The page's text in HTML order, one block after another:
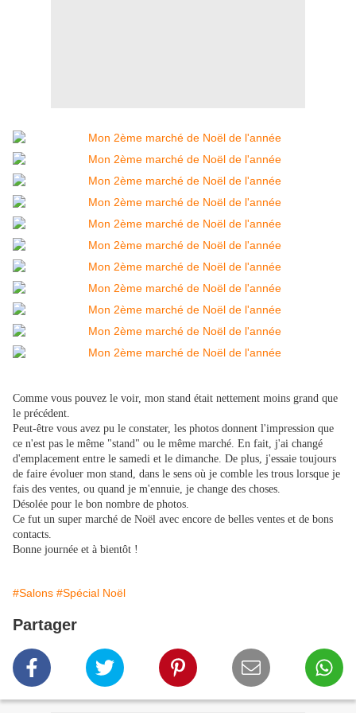
Comme vous pouvez le voir, mon stand était nettement moins grand que
le précédent.
Peut-être vous avez pu le constater, les photos donnent l'impression que
ce n'est pas le même "stand" ou le même marché. En fait, j'ai changé
d'emplacement entre le samedi et le dimanche. De plus, j'essaie toujours
de faire évoluer mon stand, dans le sens où je comble les trous lorsque je
fais des ventes, ou quand je m'ennuie, je change des choses.
Désolée pour le bon nombre de photos.
Ce fut un super marché de Noël avec encore de belles ventes et de bons
contacts.
Bonne journée et à bientôt !
#Salons #Spécial Noël
Partager